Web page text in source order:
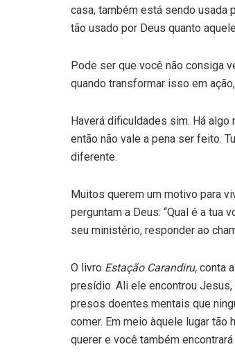
casa, também está sendo usada
tão usado por Deus quanto
Pode ser que você não consiga
quando transformar isso em
Haverá dificuldades sim. Há
então não vale a pena ser feito.
diferente.
Muitos querem um motivo para
perguntam a Deus: “Qual é a tua
seu ministério, responder ao
O livro Estação Carandiru, conta
presídio. Ali ele encontrou
presos doentes mentais que
comer. Em meio àquele lugar tão
querer e você também encontrará